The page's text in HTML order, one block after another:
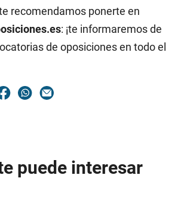
recomendamos ponerte en
: ¡te informaremos de
de oposiciones en todo el
puede interesar